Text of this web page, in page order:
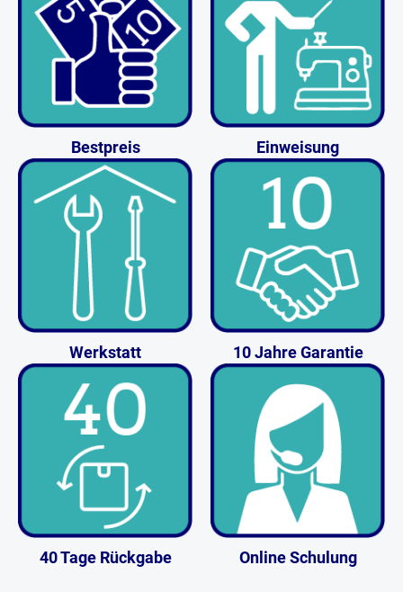
Bestpreis Einweisung
Werkstatt 10 Jahre Garantie
40 Tage Rückgabe Online Schulung